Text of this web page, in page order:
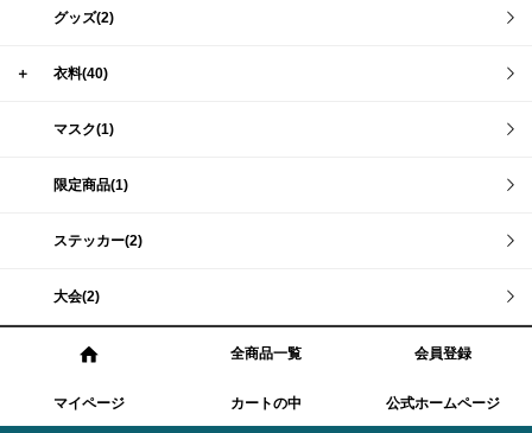
グッズ(2)
＋ 衣料(40)
マスク(1)
限定商品(1)
ステッカー(2)
大会(2)
全商品一覧 会員登録
マイページ カートの中 公式ホームページ